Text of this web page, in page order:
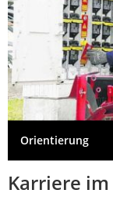
Orientierung
Karriere